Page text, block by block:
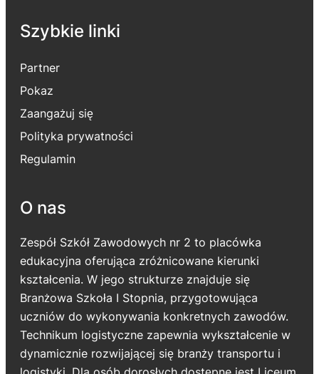
Szybkie linki
Partner
Pokaz
Zaangażuj się
Polityka prywatności
Regulamin
O nas
Zespół Szkół Zawodowych nr 2 to placówka
edukacyjna oferująca zróżnicowane kierunki
kształcenia. W jego strukturze znajduje się
Branżowa Szkoła I Stopnia, przygotowująca
uczniów do wykonywania konkretnych zawodów.
Technikum logistyczne zapewnia wykształcenie w
dynamicznie rozwijającej się branży transportu i